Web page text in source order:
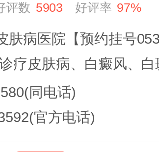
评数 5903 好评率 97%
肤病医院【预约挂号
疗皮肤病、白癜风、
常见病、多发病、疑
、窄波紫外线、308准
同电话)
官方电话)